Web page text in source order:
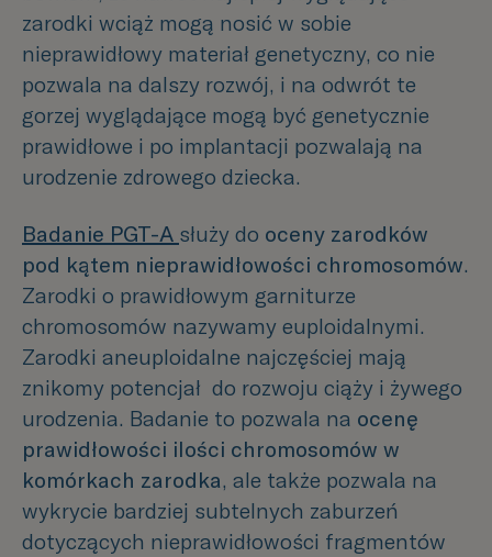
zarodki wciąż mogą nosić w sobie
nieprawidłowy materiał genetyczny, co nie
pozwala na dalszy rozwój, i na odwrót te
gorzej wyglądające mogą być genetycznie
prawidłowe i po implantacji pozwalają na
urodzenie zdrowego dziecka.
Badanie PGT-A służy do oceny zarodków
pod kątem nieprawidłowości chromosomów.
Zarodki o prawidłowym garniturze
chromosomów nazywamy euploidalnymi.
Zarodki aneuploidalne najczęściej mają
znikomy potencjał do rozwoju ciąży i żywego
urodzenia. Badanie to pozwala na ocenę
prawidłowości ilości chromosomów w
komórkach zarodka, ale także pozwala na
wykrycie bardziej subtelnych zaburzeń
dotyczących nieprawidłowości fragmentów